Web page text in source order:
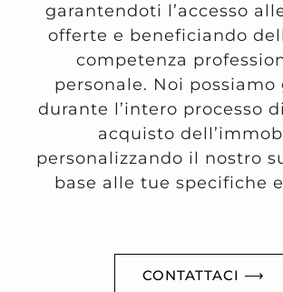
garantendoti l’accesso
offerte e beneficiando
competenza
personale. Noi
durante l’intero processo
acquisto
personalizzando il nostro
base alle tue specifiche
CONTATTACI ⟶